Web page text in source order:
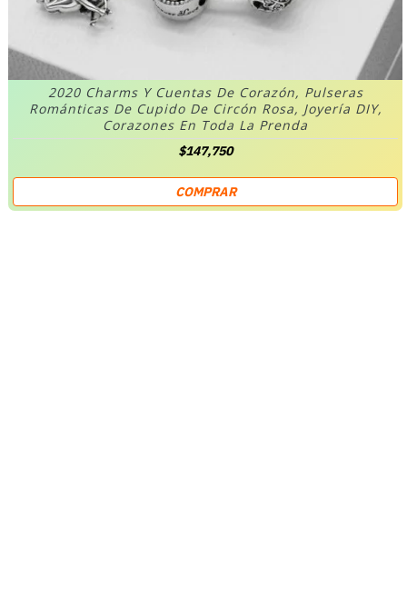
2020 Charms Y Cuentas De Corazón, Pulseras
Románticas De Cupido De Circón Rosa, Joyería DIY,
Corazones En Toda La Prenda
$147,750
COMPRAR